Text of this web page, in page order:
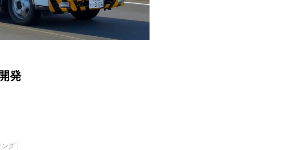
発
ング